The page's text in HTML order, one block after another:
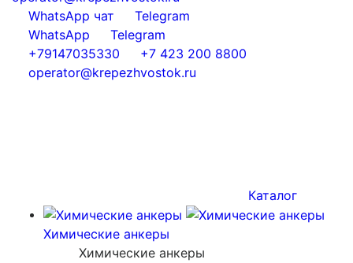
WhatsApp чат
Telegram
WhatsApp
Telegram
+79147035330
+7 423 200 8800
operator@krepezhvostok.ru
Каталог
Химические анкеры
Химические анкеры